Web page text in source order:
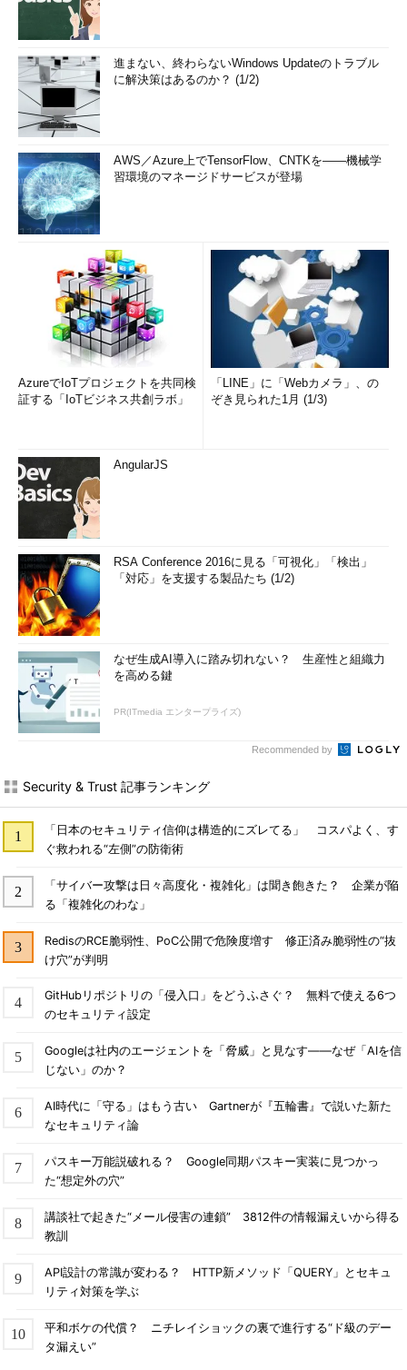
進まない、終わらないWindows Updateのトラブル
に解決策はあるのか？ (1/2)
AWS／Azure上でTensorFlow、CNTKを――機械学
習環境のマネージドサービスが登場
AzureでIoTプロジェクトを共同検
証する「IoTビジネス共創ラボ」
「LINE」に「Webカメラ」、の
ぞき見られた1月 (1/3)
AngularJS
RSA Conference 2016に見る「可視化」「検出」
「対応」を支援する製品たち (1/2)
なぜ生成AI導入に踏み切れない？ 生産性と組織力
を高める鍵
PR(ITmedia エンタープライズ)
Recommended by
Security & Trust 記事ランキング
「日本のセキュリティ信仰は構造的にズレてる」 コスパよく、す
ぐ救われる“左側”の防衛術
「サイバー攻撃は日々高度化・複雑化」は聞き飽きた？ 企業が陥
る「複雑化のわな」
RedisのRCE脆弱性、PoC公開で危険度増す 修正済み脆弱性の“抜
け穴”が判明
GitHubリポジトリの「侵入口」をどうふさぐ？ 無料で使える6つ
のセキュリティ設定
Googleは社内のエージェントを「脅威」と見なす――なぜ「AIを信
じない」のか？
AI時代に「守る」はもう古い Gartnerが『五輪書』で説いた新た
なセキュリティ論
パスキー万能説破れる？ Google同期パスキー実装に見つかっ
た“想定外の穴”
講談社で起きた“メール侵害の連鎖” 3812件の情報漏えいから得る
教訓
API設計の常識が変わる？ HTTP新メソッド「QUERY」とセキュ
リティ対策を学ぶ
平和ボケの代償？ ニチレイショックの裏で進行する“ド級のデー
タ漏えい”